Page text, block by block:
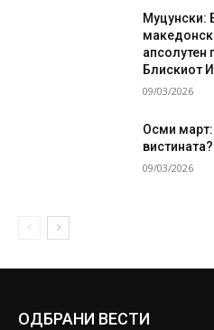
Муцунски:
апсолутен
Блискиот
09/03/2026
Осми март:
вистината?
09/03/2026
ОДБРАНИ ВЕСТИ